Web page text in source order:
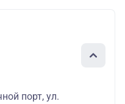
порт, ул.